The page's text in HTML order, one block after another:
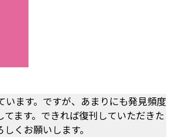
います。ですが、あまりにも発見頻度
ます。できれば復刊していただきた
くお願いします。